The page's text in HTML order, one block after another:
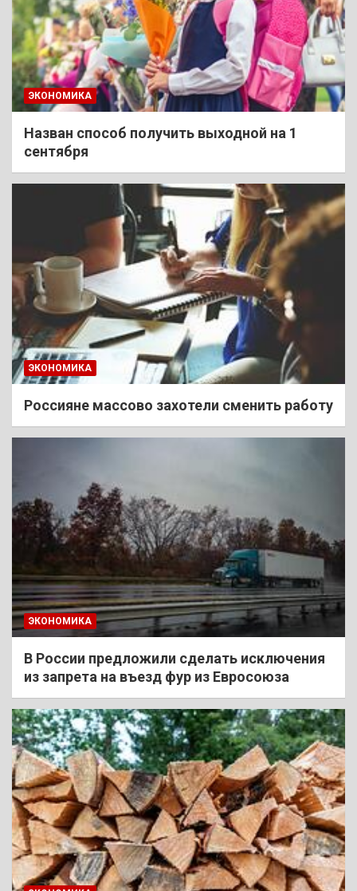
ЭКОНОМИКА
Назван способ получить выходной на 1
сентября
ЭКОНОМИКА
Россияне массово захотели сменить работу
ЭКОНОМИКА
В России предложили сделать исключения
из запрета на въезд фур из Евросоюза